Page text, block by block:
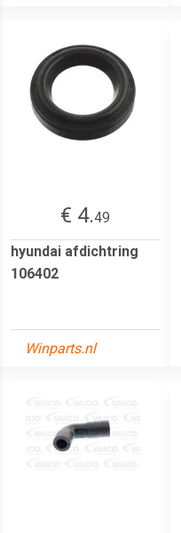
€ 4.49
hyundai afdichtring
106402
Winparts.nl